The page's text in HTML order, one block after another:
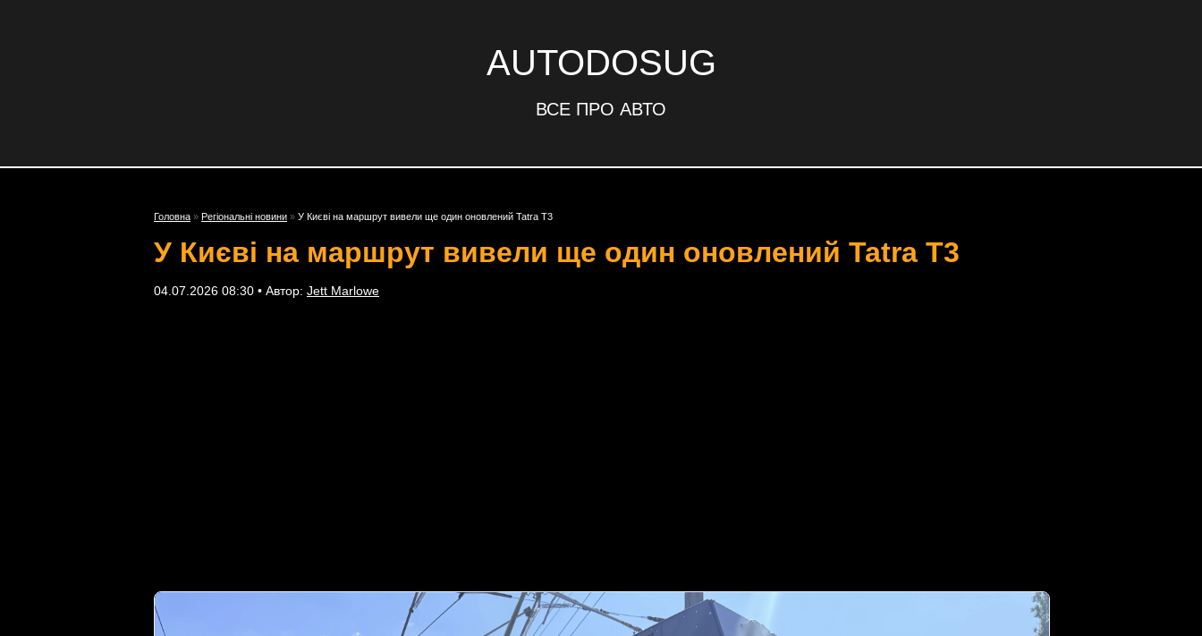
AUTODOSUG
ВСЕ ПРО АВТО
Головна » Регіональні новини » У Києві на маршрут вивели ще один оновлений Tatra T3
У Києві на маршрут вивели ще один оновлений Tatra T3
04.07.2026 08:30 • Автор: Jett Marlowe